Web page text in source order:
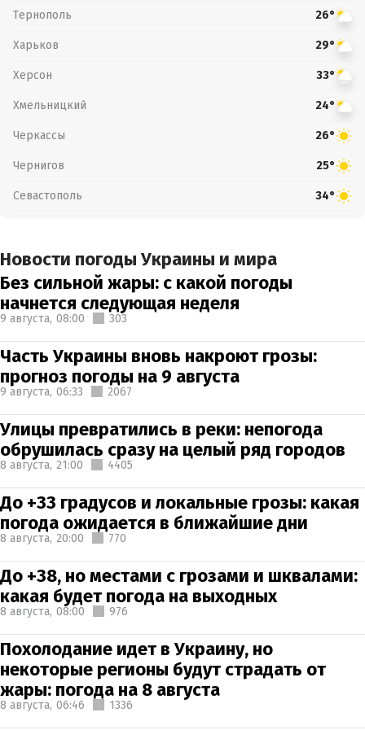
Тернополь 26°
Харьков 29°
Херсон 33°
Хмельницкий 24°
Черкассы 26°
Чернигов 25°
Севастополь 34°
Новости погоды Украины и мира
Без сильной жары: с какой погоды
начнется следующая неделя
9 августа, 08:00 303
Часть Украины вновь накроют грозы:
прогноз погоды на 9 августа
9 августа, 06:33 2067
Улицы превратились в реки: непогода
обрушилась сразу на целый ряд городов
8 августа, 21:00 4405
До +33 градусов и локальные грозы: какая
погода ожидается в ближайшие дни
8 августа, 20:00 770
До +38, но местами с грозами и шквалами:
какая будет погода на выходных
8 августа, 08:00 976
Похолодание идет в Украину, но
некоторые регионы будут страдать от
жары: погода на 8 августа
8 августа, 06:46 1336